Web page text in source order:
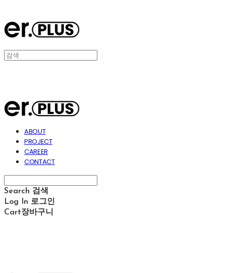
ABOUT
PROJECT
CAREER
CONTACT
Search 검색
Log In 로그인
Cart장바구니